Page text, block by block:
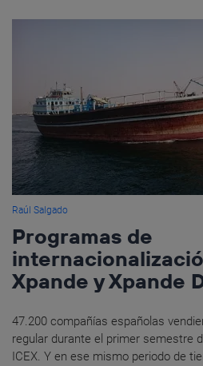
Raúl Salgado
Programas de
Xpande y Xpande
47.200 compañías españolas
regular durante el primer semestre
ICEX. Y en ese mismo periodo de